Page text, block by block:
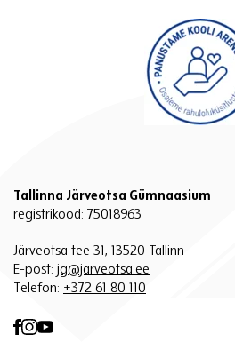
Tallinna Järveotsa Gümnaasium
registrikood: 75018963
Järveotsa tee 31, 13520 Tallinn
E-post: jg@jarveotsa.ee
Telefon: +372 61 80 110